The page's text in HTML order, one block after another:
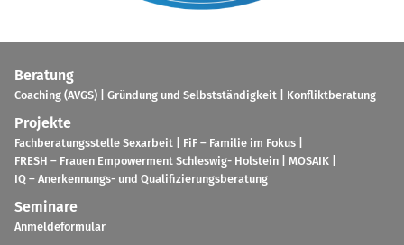
Bera­tung
Coa­ching (AVGS) Grün­dung und Selbst­stän­dig­keit Kon­flikt­be­ra­tung
Pro­jekte
Fach­be­ra­tungs­stelle Sex­ar­beit
FiF – Fami­lie im Fokus
FRESH – Frauen Empower­ment Schles­wig- Hol­stein
MOSAIK
IQ – Aner­ken­nungs- und Qua­li­fi­zie­rungs­be­ra­tung
Semi­nare
Anmel­de­for­mu­lar